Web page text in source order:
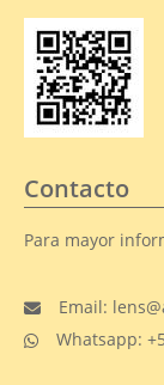
Contacto
Para mayor
Email:
Whatsapp: